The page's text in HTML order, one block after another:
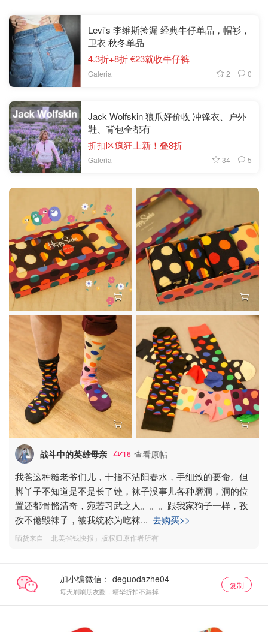
Levi's 李维斯捡漏 经典牛仔单品，帽衫，
卫衣 秋冬单品
4.3折+8折 €23就收牛仔裤
Galeria 2 0
Jack Wolfskin 狼爪好价收 冲锋衣、户外
鞋、背包全都有
折扣区疯狂上新！叠8折
Galeria 34 5
战斗中的英雄母亲 16 查看原帖
我爸这种糙老爷们儿，十指不沾阳春水，手细致的要命。但
脚丫子不知道是不是长了锉，袜子没事儿各种磨洞，洞的位
置还都骨骼清奇，宛若习武之人。。。跟我家狗子一样，孜
孜不倦毁袜子，被我统称为吃袜... 去购买>>
晒货来自「北美省钱快报」版权归原作者所有
加小编微信：
每天刷刷朋友圈，精华折扣不漏掉
复制